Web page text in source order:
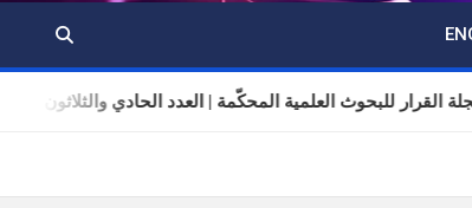
مجلة القرار للبحوث العلمية المحكّمة | العدد الحادي والثلاثون | المجلد 11 |